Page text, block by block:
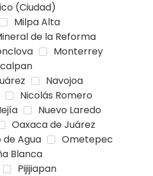
(Ciudad)
Milpa Alta
de la Reforma
Monterrey
Navojoa
Nicolás Romero
Nuevo Laredo
Oaxaca de Juárez
de Agua
Ometepec
Blanca
Pijijiapan